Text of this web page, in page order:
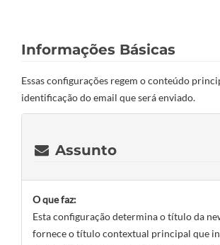
Informações Básicas
Essas configurações regem o conteúdo
identificação do email que será enviado.
Assunto
O que faz:
Esta configuração determina o título da
fornece o título contextual principal que